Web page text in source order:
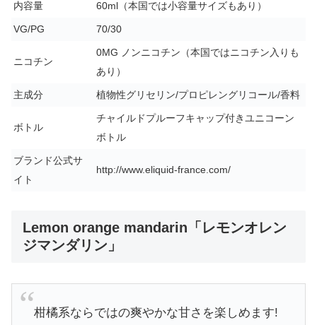
内容量 60ml（本国では小容量サイズもあり）
VG/PG 70/30
ニコチン
0MG ノンニコチン（本国ではニコチン入りも
あり）
主成分 植物性グリセリン/プロピレングリコール/香料
ボトル
チャイルドプルーフキャップ付きユニコーン
ボトル
ブランド公式サ
イト
http://www.eliquid-france.com/
Lemon orange mandarin「レモンオレン
ジマンダリン」
柑橘系ならではの爽やかな甘さを楽しめます!